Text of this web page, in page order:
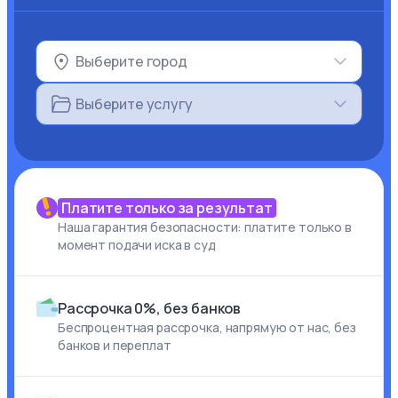
Выберите город
Выберите услугу
Платите только за результат
Наша гарантия безопасности: платите только в
момент подачи иска в суд
Рассрочка 0%, без банков
Беспроцентная рассрочка, напрямую от нас, без
банков и переплат